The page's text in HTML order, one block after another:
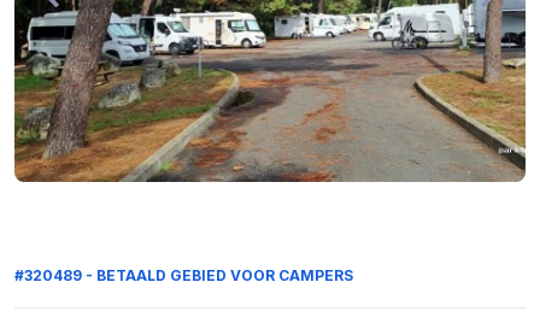
#320489 - BETAALD GEBIED VOOR CAMPERS